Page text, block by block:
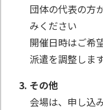
団体の代表の方
みください
開催日時はご希
派遣を調整しま
その他
会場は、申し込